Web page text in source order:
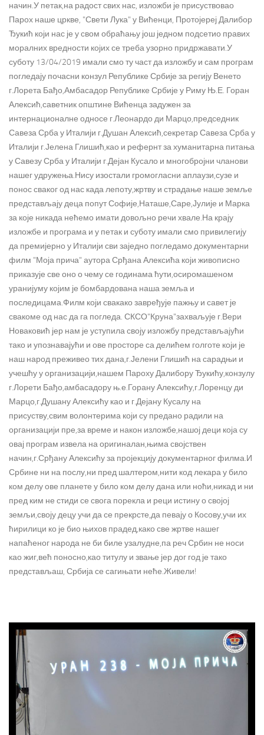
начин.У петак,на радост свих нас, изложби је присуствовао
Парох наше цркве, "Свети Лука" у Вићенци, Протојереј Далибор
Ђукић који нас је у свом обраћању још једном подсетио правих
моралних вредности којих се треба узорно придржавати.У
суботу 13/04/2019 имали смо ту част да изложбу и сам програм
погледају почасни конзул Републике Србије за регију Венето
г.Лорета Бађо,Амбасадор Републике Србије у Риму Њ.Е. Горан
Алексић,саветник општине Вићенца задужен за
интернационалне односе г.Леонардо ди Марцо,председник
Савеза Срба у Италији г.Душан Алексић,секретар Савеза Срба у
Италији г.Јелена Глишић,као и рефернт за хуманитарна питања
у Савезу Срба у Италији г.Дејан Кусало и многобројни чланови
нашег удружења.Нису изостали громогласни аплаузи,сузе и
понос сваког од нас када лепоту,жртву и страдање наше земље
представљају деца попут Софије,Наташе,Саре,Јулије и Марка
за које никада нећемо имати довољно речи хвале.На крају
изложбе и програма и у петак и суботу имали смо привилегију
да премијерно у Италији сви заједно погледамо документарни
филм "Моја прича" аутора Срђана Алексића који живописно
приказује све оно о чему се годинама ћути,осиромашеном
уранијуму којим је бомбардована наша земља и
последицама.Филм који свакако завређује пажњу и савет је
свакоме од нас да га погледа. СКСО"Круна"захваљује г.Вери
Новаковић јер нам је уступила своју изложбу представљајући
тако и упознавајући и ове просторе са делићем голготе који је
наш народ преживео тих дана,г.Јелени Глишић на сарадњи и
учешћу у организацији,нашем Пароху Далибору Ђукићу,конзулу
г.Лорети Бађо,амбасадору њ.е.Горану Алексићу,г.Лоренцу ди
Марцо,г.Душану Алексићу као и г.Дејану Кусалу на
присуству,свим волонтерима који су предано радили на
организацији пре,за време и након изложбе,нашој деци која су
овај програм извела на оригиналан,њима својствен
начин,г.Срђану Алексићу за пројекцију документарног филма.И
Србине ни на послу,ни пред шалтером,нити код лекара у било
ком делу ове планете у било ком делу дана или ноћи,никад и ни
пред ким не стиди се свога порекла и реци истину о својој
земљи,своју децу учи да се прекрсте,да певају о Косову,учи их
ћирилици ко је био њихов прадед,како све жртве нашег
напаћеног народа не би биле узалудне,па реч Србин не носи
као жиг,већ поносно,као титулу и звање јер дог год је тако
представљаш, Србија се сагињати неће.Живели!